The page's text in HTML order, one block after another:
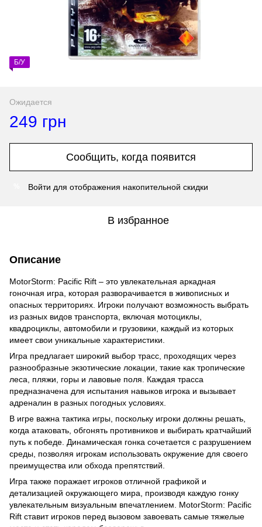
Б/У
Ожидается
249 грн
Сообщить, когда появится
Войти для отображения накопительной скидки
В избранное
Описание
MotorStorm: Pacific Rift – это увлекательная аркадная
гоночная игра, которая разворачивается в живописных и
опасных территориях. Игроки получают возможность выбрать
из разных видов транспорта, включая мотоциклы,
квадроциклы, автомобили и грузовики, каждый из которых
имеет свои уникальные характеристики.
Игра предлагает широкий выбор трасс, проходящих через
разнообразные экзотические локации, такие как тропические
леса, пляжи, горы и лавовые поля. Каждая трасса
предназначена для испытания навыков игрока и вызывает
адреналин в разных погодных условиях.
В игре важна тактика игры, поскольку игроки должны решать,
когда атаковать, обгонять противников и выбирать кратчайший
путь к победе. Динамическая гонка сочетается с разрушением
среды, позволяя игрокам использовать окружение для своего
преимущества или обхода препятствий.
Игра также поражает игроков отличной графикой и
детализацией окружающего мира, производя каждую гонку
увлекательным визуальным впечатлением. MotorStorm: Pacific
Rift ставит игроков перед вызовом завоевать самые тяжелые